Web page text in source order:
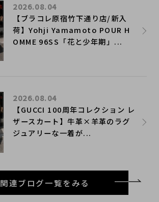
【ブラコレ原宿竹下通り店/新入
荷】Yohji Yamamoto POUR H
OMME 96SS「花と少年期」...
2026.08.04
【GUCCI 100周年コレクション レ
ザースカート】牛革×羊革のラグ
ジュアリーな一着が...
2026.08.04
関連ブログ一覧をみる